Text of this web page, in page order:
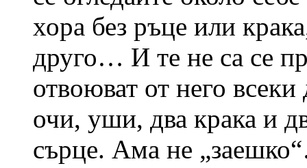
хора без ръце или
друго… И те не са се
отвоюват от него
очи, уши, два крака и
сърце. Ама не